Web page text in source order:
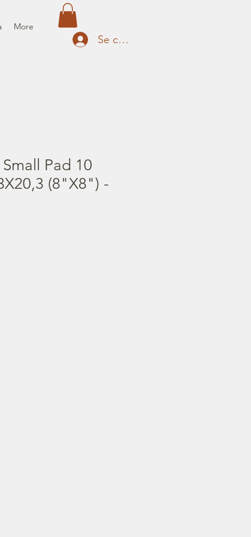
More
Se connecter
Pad 10
(8"X8") -